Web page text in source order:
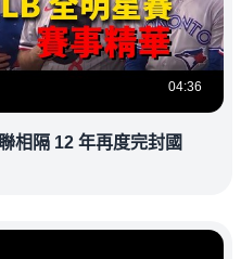
04:36
相隔 12 年再度完封國